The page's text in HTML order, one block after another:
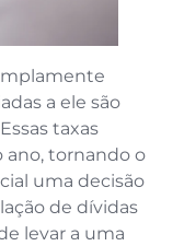
a ele são
taxas
ano, tornando o
uma decisão
de dívidas
levar a uma